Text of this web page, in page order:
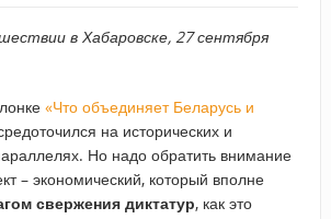
в Хабаровске, 27 сентября
«Что объединяет Беларусь и
на исторических и
Но надо обратить внимание
– экономический, который вполне
свержения диктатур, как это